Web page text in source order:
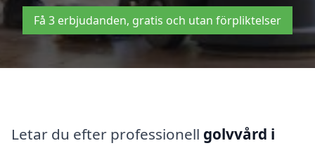
Få 3 erbjudanden, gratis och utan förpliktelser
Letar du efter professionell golvvård i